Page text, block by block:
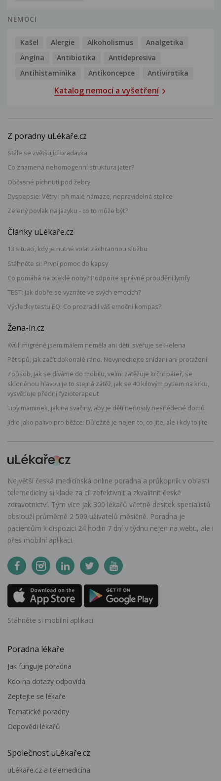
NEMOCI
Kašel Alergie Alkoholismus
Analgetika
Angína
Antibiotika
Antidepresiva
Antihistaminika
Antikoncepce Antivirotika
Katalog nemocí a vyšetření
Z poradny uLékaře.cz
Stále se zvětšující bradavka
Co znamená nehomogenní struktura jater?
Občasné píchnutí pod žebry
Dyspepsie: Větry i při malé námaze, nepravidelná stolice
Zelený povlak na jazyku - co to může být?
Články uLékaře.cz
13 situací, kdy je nutné volat záchrannou službu
Stáhněte si: První pomoc do kapsy
Co pomáhá na oteklé nohy? Podpořte správné proudění lymfy
TEST: Jak dobře se vyznáte ve svých emocích?
Výsledky testu EQ: Co prozradil váš emoční kompas?
Žena-in.cz
Kvůli migréně jsem málem neměla ani děti, svěřuje se Helena
Pět tipů, jak začít dokonalé ráno. Nevynechejte snídani ani protažení
Způsob, jak se díváme do mobilu, velmi zatěžuje krční páteř, se
skloněnou hlavou je to stejná zátěž, jak se 40 kilovým pytlem na krku,
vysvětluje přední fyzioterapeut
Tipy maminek, jak na svačiny, aby je děti nenosily nesnědené domů
Jídlo jako palivo pro běžce: Důležité je nejen to, co jíte, ale i kdy to jíte
Největší česká medicínská online poradna a průkopník v oblasti
telemedicíny si klade za cíl zefektivnit a zkvalitnit české
zdravotnictví. Tým více jak 300 lékařů včetně desítek specialistů
obslouží průměrně 2 500 uživatelů měsíčně. Poradna je
pacientům k dispozici 24 hodin 7 dní v týdnu nejen na webu, ale i
přes mobilní aplikaci.
Stáhněte si mobilní aplikaci
Poradna lékaře
Jak funguje poradna
Kdo na dotazy odpovídá
Zeptejte se lékaře
Tematické poradny
Odpovědi lékařů
Společnost uLékaře.cz
uLékaře.cz a telemedicína